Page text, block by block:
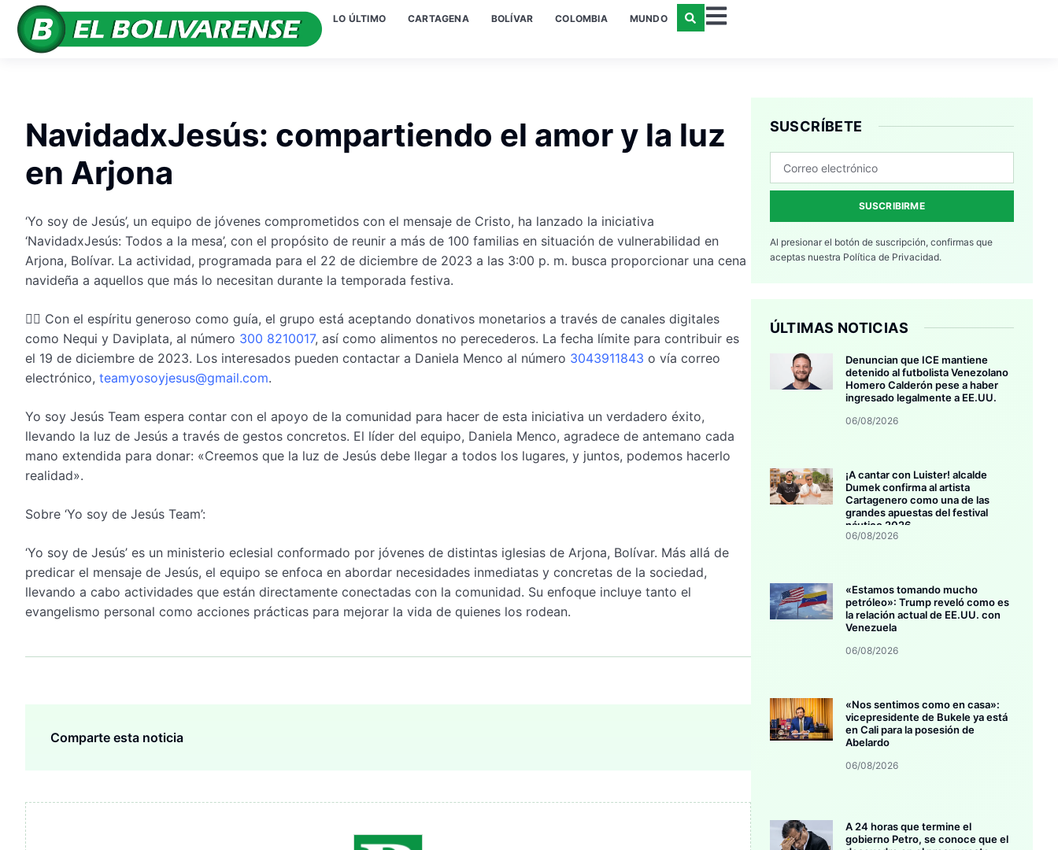
LO ÚLTIMO CARTAGENA BOLÍVAR COLOMBIA MUNDO
NavidadxJesús: compartiendo el amor y la luz
en Arjona
‘Yo soy de Jesús’, un equipo de jóvenes comprometidos con el mensaje de Cristo, ha lanzado la iniciativa
‘NavidadxJesús: Todos a la mesa’, con el propósito de reunir a más de 100 familias en situación de vulnerabilidad en
Arjona, Bolívar. La actividad, programada para el 22 de diciembre de 2023 a las 3:00 p. m. busca proporcionar una cena
navideña a aquellos que más lo necesitan durante la temporada festiva.
👉🏻 Con el espíritu generoso como guía, el grupo está aceptando donativos monetarios a través de canales digitales
como Nequi y Daviplata, al número 300 8210017, así como alimentos no perecederos. La fecha límite para contribuir es
el 19 de diciembre de 2023. Los interesados pueden contactar a Daniela Menco al número 3043911843 o vía correo
electrónico, teamyosoyjesus@gmail.com.
Yo soy Jesús Team espera contar con el apoyo de la comunidad para hacer de esta iniciativa un verdadero éxito,
llevando la luz de Jesús a través de gestos concretos. El líder del equipo, Daniela Menco, agradece de antemano cada
mano extendida para donar: «Creemos que la luz de Jesús debe llegar a todos los lugares, y juntos, podemos hacerlo
realidad».
Sobre ‘Yo soy de Jesús Team’:
‘Yo soy de Jesús’ es un ministerio eclesial conformado por jóvenes de distintas iglesias de Arjona, Bolívar. Más allá de
predicar el mensaje de Jesús, el equipo se enfoca en abordar necesidades inmediatas y concretas de la sociedad,
llevando a cabo actividades que están directamente conectadas con la comunidad. Su enfoque incluye tanto el
evangelismo personal como acciones prácticas para mejorar la vida de quienes los rodean.
Comparte esta noticia
SUSCRÍBETE
SUSCRIBIRME
Al presionar el botón de suscripción, confirmas que
aceptas nuestra Política de Privacidad.
ÚLTIMAS NOTICIAS
Denuncian que ICE mantiene
detenido al futbolista Venezolano
Homero Calderón pese a haber
ingresado legalmente a EE.UU.
06/08/2026
¡A cantar con Luister! alcalde
Dumek confirma al artista
Cartagenero como una de las
grandes apuestas del festival
náutico 2026
06/08/2026
«Estamos tomando mucho
petróleo»: Trump reveló como es
la relación actual de EE.UU. con
Venezuela
06/08/2026
«Nos sentimos como en casa»:
vicepresidente de Bukele ya está
en Cali para la posesión de
Abelardo
06/08/2026
A 24 horas que termine el
gobierno Petro, se conoce que el